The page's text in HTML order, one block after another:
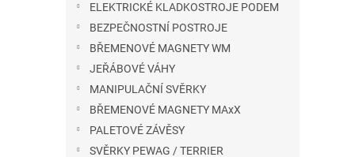
ELEKTRICKÉ KLADKOSTROJE PODEM
BEZPEČNOSTNÍ POSTROJE
BŘEMENOVÉ MAGNETY WM
JEŘÁBOVÉ VÁHY
MANIPULAČNÍ SVĚRKY
BŘEMENOVÉ MAGNETY MAxX
PALETOVÉ ZÁVĚSY
SVĚRKY PEWAG / TERRIER